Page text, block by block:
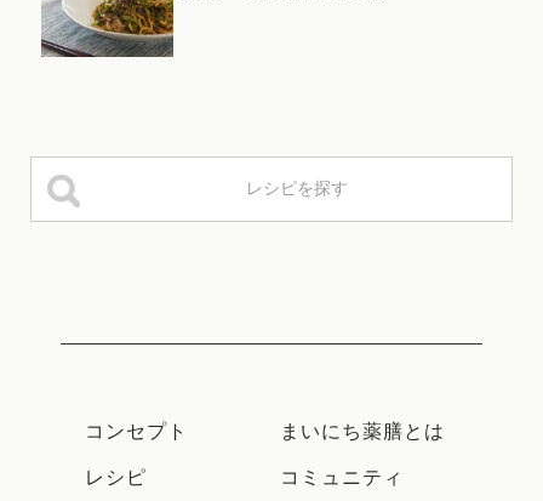
コンセプト まいにち薬膳とは
レシピ コミュニティ